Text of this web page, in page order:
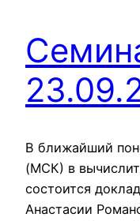
В ближайший
(МСК) в
состоится
Анастасии